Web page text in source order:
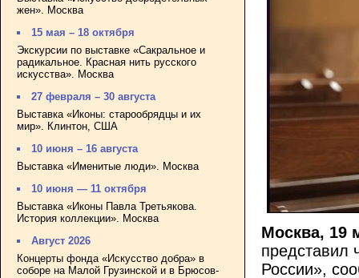
жен». Москва
15 мая – 18 октября
Экскурсии по выставке «Сакральное и
радикальное. Красная нить русского
искусства». Москва
27 февраля – 30 августа
Выставка «Иконы: старообрядцы и их
мир». Клинтон, США
10 июня – 16 августа
Выставка «Именитые люди». Москва
10 июня — 11 октября
Выставка «Иконы Павла Третьякова.
История коллекции». Москва
Август 2026
Концерты фонда «Искусство добра» в
соборе на Малой Грузинской и в Брюсов-
Москва, 19
представил
России»,